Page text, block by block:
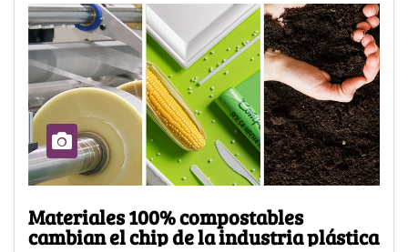
Materiales 100% compostables
cambian el chip de la industria plástica